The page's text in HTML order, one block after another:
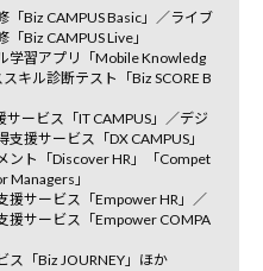
「Biz CAMPUS Basic」／ライブ
Biz CAMPUS Live」
学習アプリ「Mobile Knowledg
キル診断テスト「Biz SCORE B
サービス「IT CAMPUS」／デジ
支援サービス「DX CAMPUS」
ント「Discover HR」「Compet
Managers」
援サービス「Empower HR」／
援サービス「Empower COMPA
ス「Biz JOURNEY」ほか